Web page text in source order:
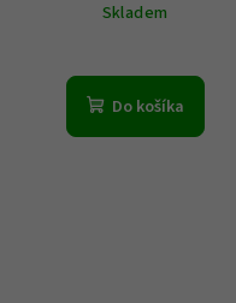
Skladem
Do košíka